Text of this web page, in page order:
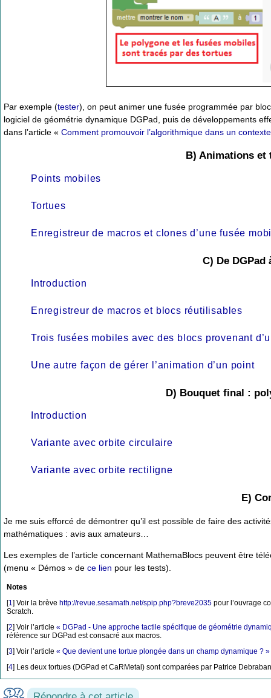
Par exemple (tester), on peut animer une fusée programmée par
logiciel de géométrie dynamique DGPad, puis de développements
dans l’article « Comment promouvoir l’algorithmique dans un
B) Animations et
Points mobiles
Tortues
Enregistreur de macros et clones d’une fusée
C) De DGPad
Introduction
Enregistreur de macros et blocs réutilisables
Trois fusées mobiles avec des blocs provenant
Une autre façon de gérer l’animation d’un point
D) Bouquet final :
Introduction
Variante avec orbite circulaire
Variante avec orbite rectiligne
E)
Je me suis efforcé de démontrer qu’il est possible de faire des
mathématiques : avis aux amateurs…
Les exemples de l’article concernant MathemaBlocs peuvent être
(menu « Démos » de ce lien pour les tests).
Notes
[1] Voir la brève http://revue.sesamath.net/spip.php?breve2035 pour l’ouvrage
Scratch.
[2] Voir l’article « DGPad - Une approche tactile spécifique de géométrie
référence sur DGPad est consacré aux macros.
[3] Voir l’article « Que devient une tortue plongée dans un champ dynamique ? »
[4] Les deux tortues (DGPad et CaRMetal) sont comparées par Patrice